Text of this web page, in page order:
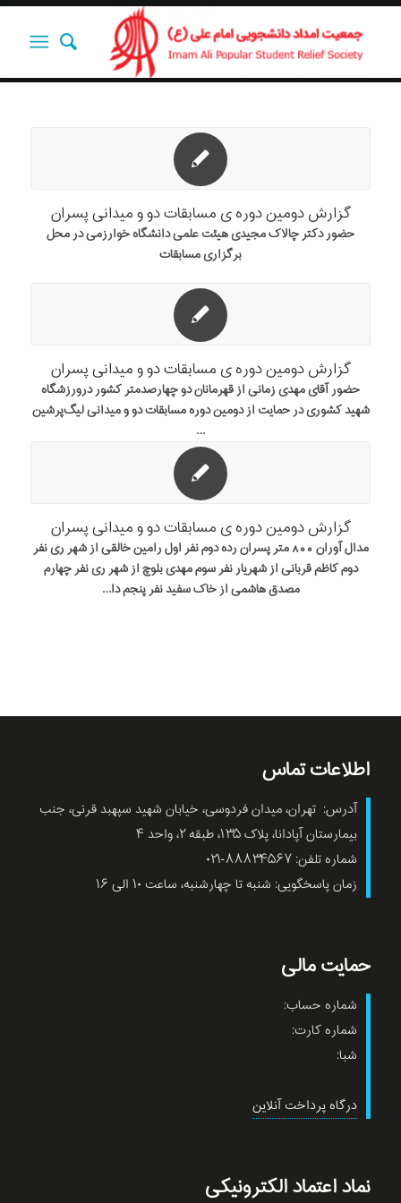
گزارش دومین دوره ی مسابقات دو و میدانی پسران
حضور دکتر چالاک مجیدی هیئت علمی دانشگاه خوارزمی در محل
برگزاری مسابقات
گزارش دومین دوره ی مسابقات دو و میدانی پسران
حضور آقای مهدی زمانی از قهرمانان دو چهارصدمتر کشور در‌ورزشگاه
شهید کشوری در حمایت از دومین دوره مسابقات دو و میدانی لیگ‌پرشین
…
گزارش دومین دوره ی مسابقات دو و میدانی پسران
مدال آوران 800 متر پسران رده دوم نفر اول رامین خالقی از شهر ری نفر
دوم کاظم قربانی از شهریار نفر سوم مهدی بلوچ از شهر ری نفر چهارم
مصدق هاشمی از خاک سفید نفر پنجم دا…
اطلاعات تماس
آدرس: تهران، میدان فردوسی، خیابان شهید سپهبد قرنی، جنب
بیمارستان آپادانا، پلاک ۱۳۵، طبقه ۲، واحد ۴
شماره تلفن: ۸۸۸۳۴۵۶۷-۰۲۱
زمان پاسخگویی: شنبه تا چهارشنبه، ساعت ۱۰ الی ۱۶
حمایت مالی
شماره حساب:
شماره کارت:
شبا:
درگاه پرداخت آنلاین
نماد اعتماد الکترونیکی